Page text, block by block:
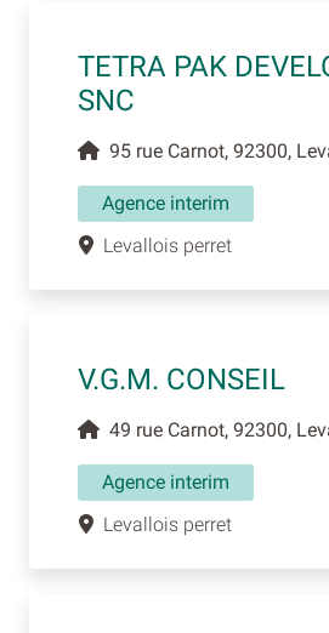
TETRA PAK
SNC
95 rue Carnot, 92300,
Agence interim
Levallois perret
V.G.M. CONSEIL
49 rue Carnot, 92300,
Agence interim
Levallois perret